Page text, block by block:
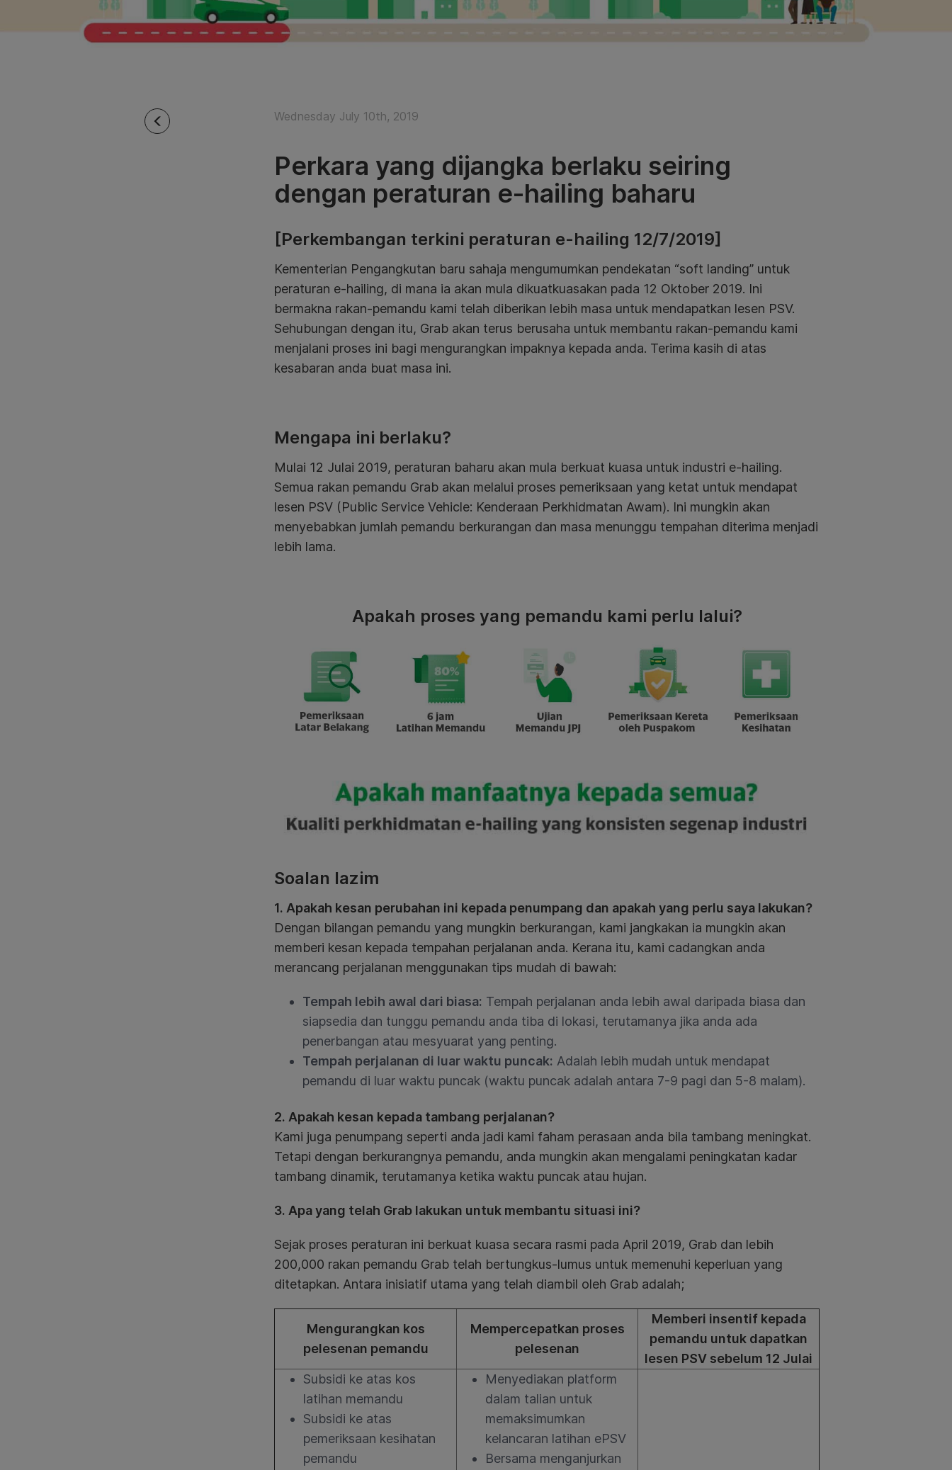
Wednesday July 10th, 2019
Perkara yang dijangka berlaku seiring
dengan peraturan e-hailing baharu
[Perkembangan terkini peraturan e-hailing 12/7/2019]
Kementerian Pengangkutan baru sahaja mengumumkan pendekatan “soft landing” untuk
peraturan e-hailing, di mana ia akan mula dikuatkuasakan pada 12 Oktober 2019. Ini
bermakna rakan-pemandu kami telah diberikan lebih masa untuk mendapatkan lesen PSV.
Sehubungan dengan itu, Grab akan terus berusaha untuk membantu rakan-pemandu kami
menjalani proses ini bagi mengurangkan impaknya kepada anda. Terima kasih di atas
kesabaran anda buat masa ini.
Mengapa ini berlaku?
Mulai 12 Julai 2019, peraturan baharu akan mula berkuat kuasa untuk industri e-hailing.
Semua rakan pemandu Grab akan melalui proses pemeriksaan yang ketat untuk mendapat
lesen PSV (Public Service Vehicle: Kenderaan Perkhidmatan Awam). Ini mungkin akan
menyebabkan jumlah pemandu berkurangan dan masa menunggu tempahan diterima menjadi
lebih lama.
Apakah proses yang pemandu kami perlu lalui?
Soalan lazim
1. Apakah kesan perubahan ini kepada penumpang dan apakah yang perlu saya lakukan?
Dengan bilangan pemandu yang mungkin berkurangan, kami jangkakan ia mungkin akan
memberi kesan kepada tempahan perjalanan anda. Kerana itu, kami cadangkan anda
merancang perjalanan menggunakan tips mudah di bawah:
Tempah lebih awal dari biasa: Tempah perjalanan anda lebih awal daripada biasa dan
siapsedia dan tunggu pemandu anda tiba di lokasi, terutamanya jika anda ada
penerbangan atau mesyuarat yang penting.
Tempah perjalanan di luar waktu puncak: Adalah lebih mudah untuk mendapat
pemandu di luar waktu puncak (waktu puncak adalah antara 7-9 pagi dan 5-8 malam).
2. Apakah kesan kepada tambang perjalanan?
Kami juga penumpang seperti anda jadi kami faham perasaan anda bila tambang meningkat.
Tetapi dengan berkurangnya pemandu, anda mungkin akan mengalami peningkatan kadar
tambang dinamik, terutamanya ketika waktu puncak atau hujan.
3. Apa yang telah Grab lakukan untuk membantu situasi ini?
Sejak proses peraturan ini berkuat kuasa secara rasmi pada April 2019, Grab dan lebih
200,000 rakan pemandu Grab telah bertungkus-lumus untuk memenuhi keperluan yang
ditetapkan. Antara inisiatif utama yang telah diambil oleh Grab adalah;
Mengurangkan kos
pelesenan pemandu
Mempercepatkan proses
pelesenan
Memberi insentif kepada
pemandu untuk dapatkan
lesen PSV sebelum 12 Julai
Subsidi ke atas kos
latihan memandu
Subsidi ke atas
pemeriksaan kesihatan
pemandu
Menyediakan platform
dalam talian untuk
memaksimumkan
kelancaran latihan ePSV
Bersama menganjurkan